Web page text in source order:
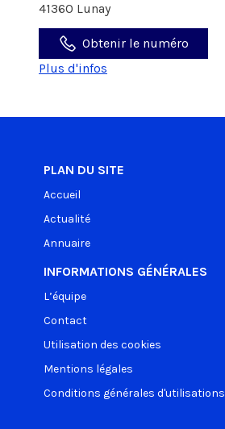
41360 Lunay
Obtenir le numéro
Plus d'infos
PLAN DU SITE
Accueil
Actualité
Annuaire
INFORMATIONS GÉNÉRALES
L’équipe
Contact
Utilisation des cookies
Mentions légales
Conditions générales d'utilisations